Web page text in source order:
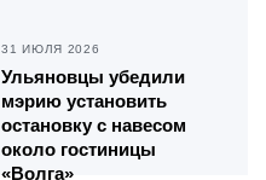
31 ИЮЛЯ 2026
Ульяновцы убедили
мэрию установить
остановку с навесом
около гостиницы
«Волга»